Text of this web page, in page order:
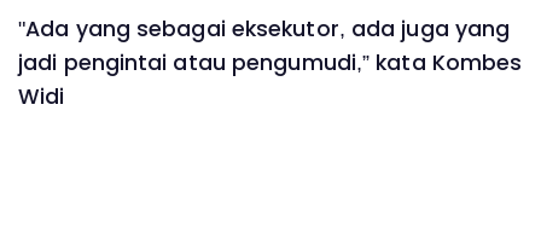
"Ada yang sebagai eksekutor, ada juga yang
jadi pengintai atau pengumudi,” kata Kombes
Widi